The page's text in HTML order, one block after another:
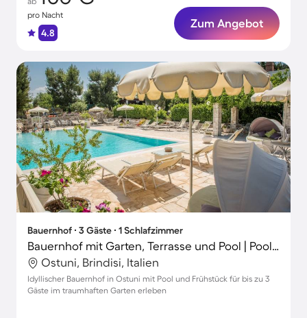
pro Nacht
4.8
Zum Angebot
Bauernhof ∙ 3 Gäste ∙ 1 Schlafzimmer
Bauernhof mit Garten, Terrasse und Pool | Poolblick
Ostuni, Brindisi, Italien
Idyllischer Bauernhof in Ostuni mit Pool und Frühstück für bis zu 3
Gäste im traumhaften Garten erleben